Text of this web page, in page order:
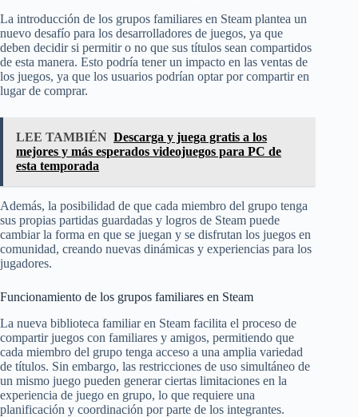
La introducción de los grupos familiares en Steam plantea un
nuevo desafío para los desarrolladores de juegos, ya que
deben decidir si permitir o no que sus títulos sean compartidos
de esta manera. Esto podría tener un impacto en las ventas de
los juegos, ya que los usuarios podrían optar por compartir en
lugar de comprar.
LEE TAMBIÉN Descarga y juega gratis a los
mejores y más esperados videojuegos para PC de
esta temporada
Además, la posibilidad de que cada miembro del grupo tenga
sus propias partidas guardadas y logros de Steam puede
cambiar la forma en que se juegan y se disfrutan los juegos en
comunidad, creando nuevas dinámicas y experiencias para los
jugadores.
Funcionamiento de los grupos familiares en Steam
La nueva biblioteca familiar en Steam facilita el proceso de
compartir juegos con familiares y amigos, permitiendo que
cada miembro del grupo tenga acceso a una amplia variedad
de títulos. Sin embargo, las restricciones de uso simultáneo de
un mismo juego pueden generar ciertas limitaciones en la
experiencia de juego en grupo, lo que requiere una
planificación y coordinación por parte de los integrantes.